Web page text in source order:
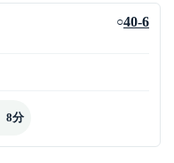
○40-6
8分